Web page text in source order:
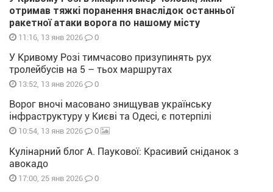
отримав тяжкі поранення внаслідок останньої
ракетної атаки ворога по нашому місту
11:16, 13 янв 2026 0
У Кривому Розі тимчасово призупинять рух
тролейбусів на 5 – тьох маршрутах
13:52, 13 янв 2026 0
Ворог вночі масовано знищував українську
інфраструктуру у Києві та Одесі, є потерпілі
10:54, 13 янв 2026 0
Кулінарний блог А. Паукової: Красивий сніданок з
авокадо
17:00, 25 янв 2026 0